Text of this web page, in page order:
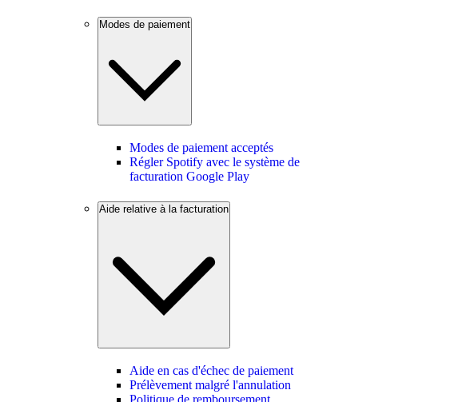
Modes de paiement
Modes de paiement acceptés
Régler Spotify avec le système de
facturation Google Play
Aide relative à la facturation
Aide en cas d'échec de paiement
Prélèvement malgré l'annulation
Politique de remboursement